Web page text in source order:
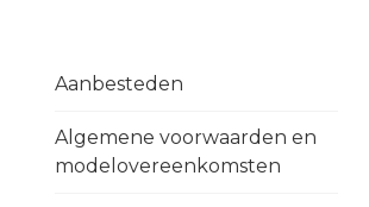
Aanbesteden
Algemene voorwaarden en
modelovereenkomsten